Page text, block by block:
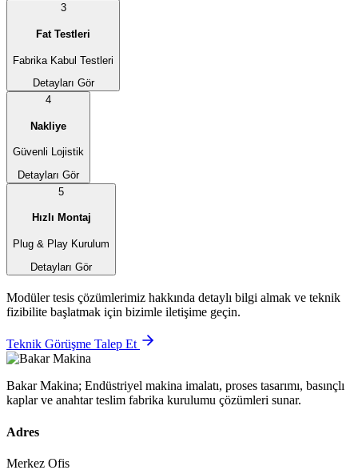
3
Fat Testleri
Fabrika Kabul Testleri
Detayları Gör
4
Nakliye
Güvenli Lojistik
Detayları Gör
5
Hızlı Montaj
Plug & Play Kurulum
Detayları Gör
Modüler tesis çözümlerimiz hakkında detaylı bilgi almak ve teknik
fizibilite başlatmak için bizimle iletişime geçin.
Teknik Görüşme Talep Et
Bakar Makina; Endüstriyel makina imalatı, proses tasarımı, basınçlı
kaplar ve anahtar teslim fabrika kurulumu çözümleri sunar.
Adres
Merkez Ofis